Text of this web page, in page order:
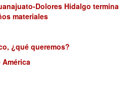
Dolores Hidalgo termina
materiales
¿qué queremos?